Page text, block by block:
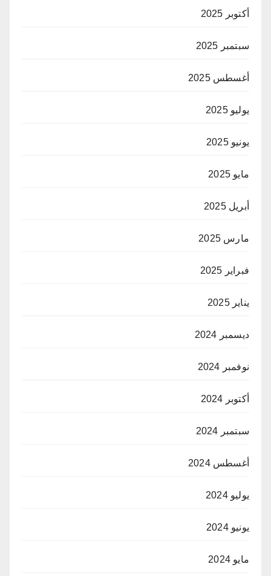
أكتوبر 2025
سبتمبر 2025
أغسطس 2025
يوليو 2025
يونيو 2025
مايو 2025
أبريل 2025
مارس 2025
فبراير 2025
يناير 2025
ديسمبر 2024
نوفمبر 2024
أكتوبر 2024
سبتمبر 2024
أغسطس 2024
يوليو 2024
يونيو 2024
مايو 2024